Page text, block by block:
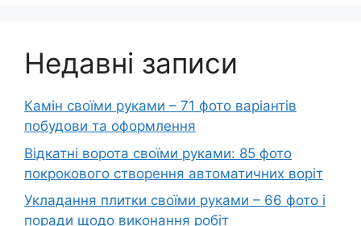
Недавні записи
Камін своїми руками – 71 фото варіантів
побудови та оформлення
Відкатні ворота своїми руками: 85 фото
покрокового створення автоматичних воріт
Укладання плитки своїми руками – 66 фото і
поради щодо виконання робіт